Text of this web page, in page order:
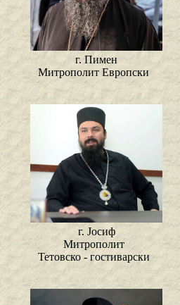
г. Пимен
Митрополит Европски
г. Јосиф
Митрополит
Тетовско - гостиварски